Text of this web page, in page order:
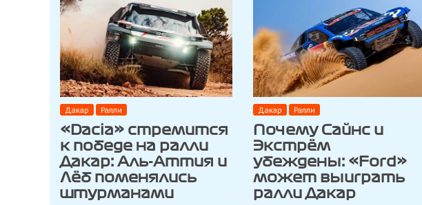
Дакар Ралли
«Dacia» стремится
к победе на ралли
Дакар: Аль-Аттия и
Лёб поменялись
штурманами
Дакар Ралли
Почему Сайнс и
Экстрём
убеждены: «Ford»
может выиграть
ралли Дакар